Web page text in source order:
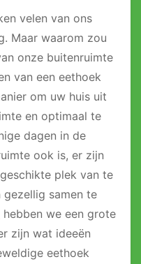
velen van ons
Maar waarom zou
onze buitenruimte
van een eethoek
om uw huis uit
en optimaal te
dagen in de
ook is, er zijn
plek van te
samen te
hebben we een grote
zijn wat ideeën
eethoek